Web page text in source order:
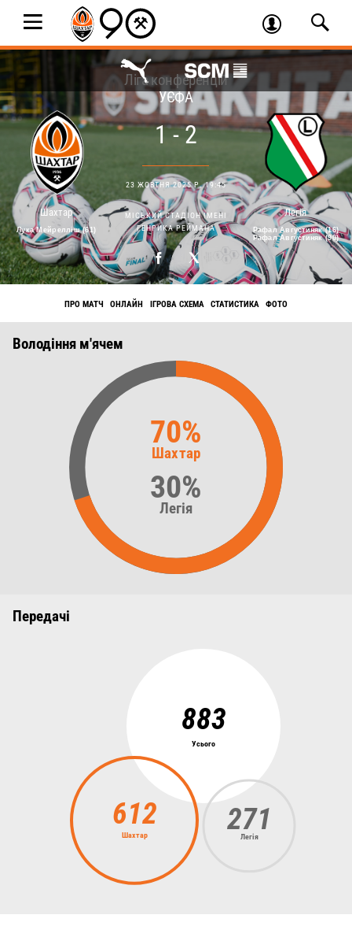
Шахтар
Лука Мейрелліш (61)
Ліга конференцій
УЄФА
1 - 2
23 ЖОВТНЯ 2025 Р. 19:45
МІСЬКИЙ СТАДІОН ІМЕНІ
ГЕНРИКА РЕЙМАНА
Легія
Рафал Августиняк (16)
Рафал Августиняк (90)
ПРО МАТЧ ОНЛАЙН ІГРОВА СХЕМА СТАТИСТИКА ФОТО
Володіння м'ячем
70%
Шахтар
30%
Легія
Передачі
883
Усього
271
Легія
612
Шахтар